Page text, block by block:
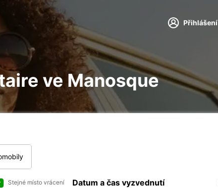
Přihlášení
ve Manosque
Stejné místo vrácení Datum a čas vyzvednutí